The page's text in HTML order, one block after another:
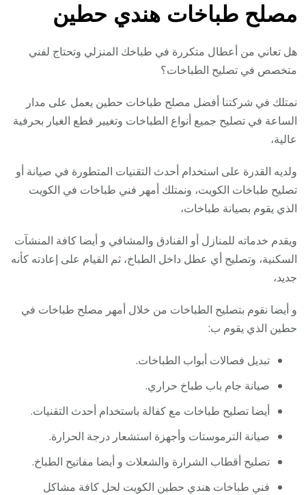
مصلح طباخات هندي حطين
هل تعاني من أعطال متكررة في طباخك المنزلي وتحتاج لفني
متخصص في تصليح الطباخات؟
نمتلك في شركتنا أفضل مصلح طباخات حطين يعمل على مدار
الساعة في تصليح جميع أنواع الطباخات وتغيير قطع الغيار بحرفية
عالية،
ولديه القدرة على استخدام أحدث التقنيات المتطورة في صيانة أو
تصليح طباخات الكويت، ونمتلك أمهر فني طباخات في الكويت
الذي يقوم بصيانة طباخات،
ويقدم خدماته للمنازل أو الفنادق والمشافي و أيضا كافة المنشآت
السكنية، وتصليح أي عطل داخل الطباخ، ثم القيام على إعادته كأنه
جديد،
و أيضا نقوم بتصليح الطباخات من خلال أمهر مصلح طباخات في
حطين الذي يقوم ب:
تبديل فصالات أبواب الطباخات.
صيانة جام باب طباخ حراري.
أيضا تصليح طباخات مع كفالة باستخدام أحدث التقنيات.
صيانة الترموستات وأجهزة استشعار درجة الحرارة.
تصليح أقطاب الشرارة والشعلات و أيضا مفاتيح الطباخ.
فني طباخات هندي حطين الكويت لحل كافة مشاكل